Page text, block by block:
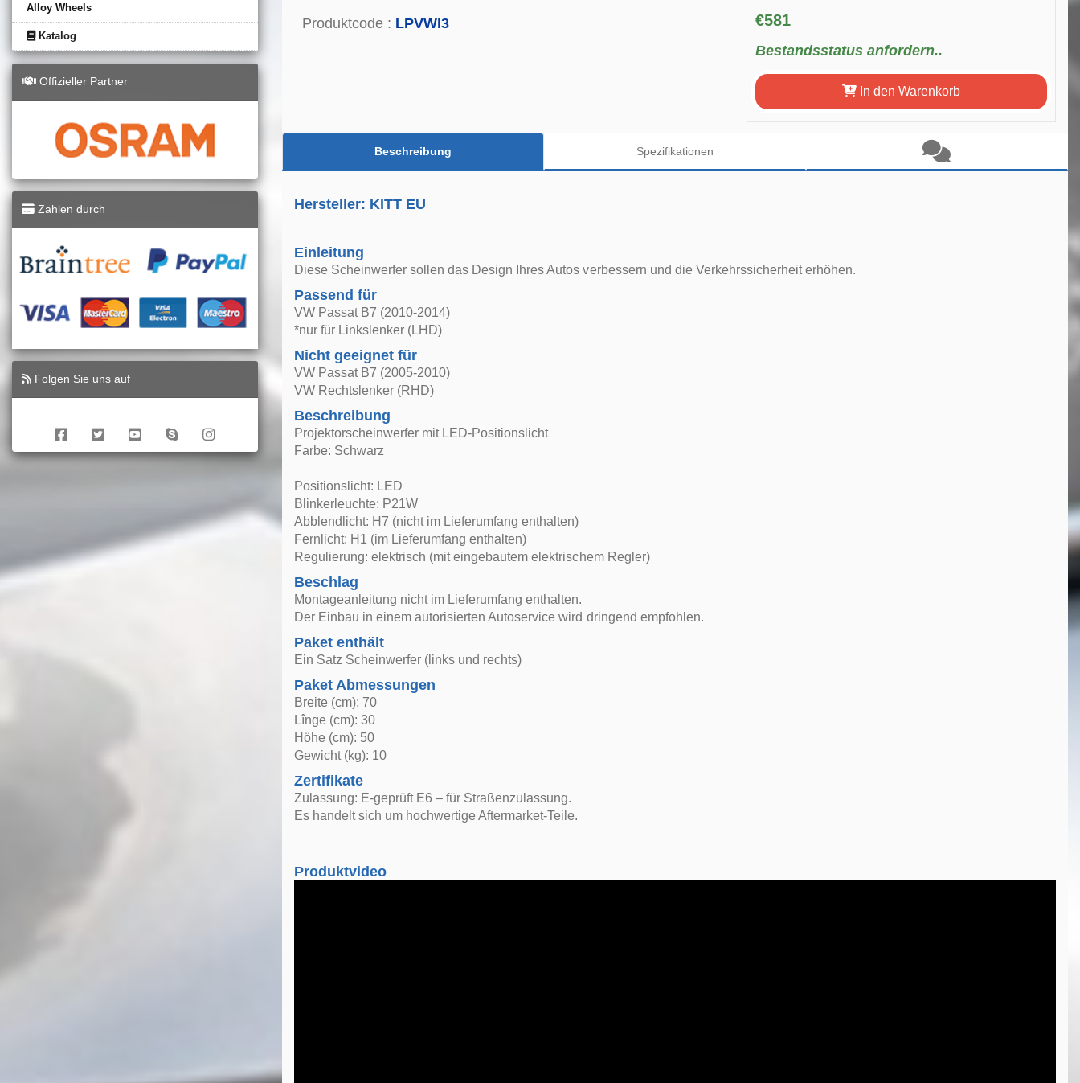
Alloy Wheels
Katalog
Offizieller Partner
Zahlen durch
Folgen Sie uns auf
Produktcode : LPVWI3 €581
Bestandsstatus anfordern..
In den Warenkorb
Beschreibung Spezifikationen
Hersteller: KITT EU
Einleitung
Diese Scheinwerfer sollen das Design Ihres Autos verbessern und die Verkehrssicherheit erhöhen.
Passend für
VW Passat B7 (2010-2014)
*nur für Linkslenker (LHD)
Nicht geeignet für
VW Passat B7 (2005-2010)
VW Rechtslenker (RHD)
Beschreibung
Projektorscheinwerfer mit LED-Positionslicht
Farbe: Schwarz
Positionslicht: LED
Blinkerleuchte: P21W
Abblendlicht: H7 (nicht im Lieferumfang enthalten)
Fernlicht: H1 (im Lieferumfang enthalten)
Regulierung: elektrisch (mit eingebautem elektrischem Regler)
Beschlag
Montageanleitung nicht im Lieferumfang enthalten.
Der Einbau in einem autorisierten Autoservice wird dringend empfohlen.
Paket enthält
Ein Satz Scheinwerfer (links und rechts)
Paket Abmessungen
Breite (cm): 70
Lînge (cm): 30
Höhe (cm): 50
Gewicht (kg): 10
Zertifikate
Zulassung: E-geprüft E6 – für Straßenzulassung.
Es handelt sich um hochwertige Aftermarket-Teile.
Produktvideo